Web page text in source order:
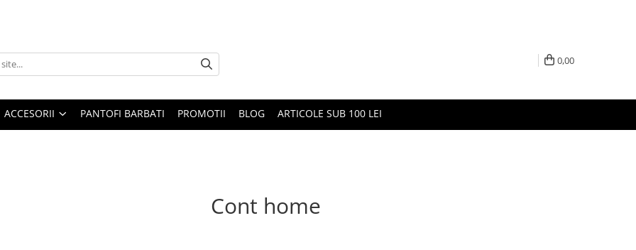
0,00
ACCESORII PANTOFI BARBATI PROMOTII BLOG ARTICOLE SUB 100 LEI
Cont home